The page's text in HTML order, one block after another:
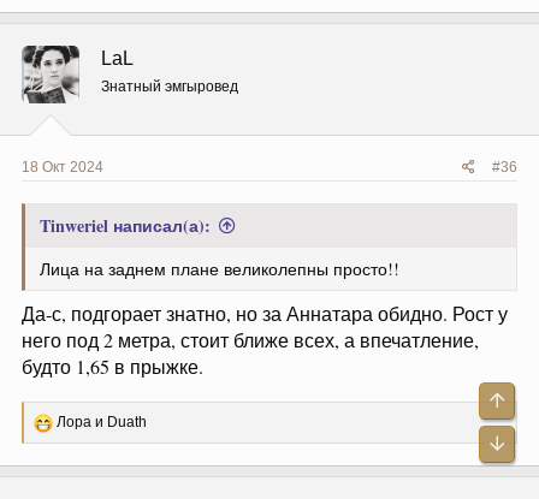
mvashnic
ц
и
и
:
LaL
Знатный эмгыровед
18 Окт 2024 #36
Tinweriel написал(а):
Лица на заднем плане великолепны просто!!
Да-с, подгорает знатно, но за Аннатара обидно. Рост у
него под 2 метра, стоит ближе всех, а впечатление,
будто 1,65 в прыжке.
Р
е
Лора и Duath